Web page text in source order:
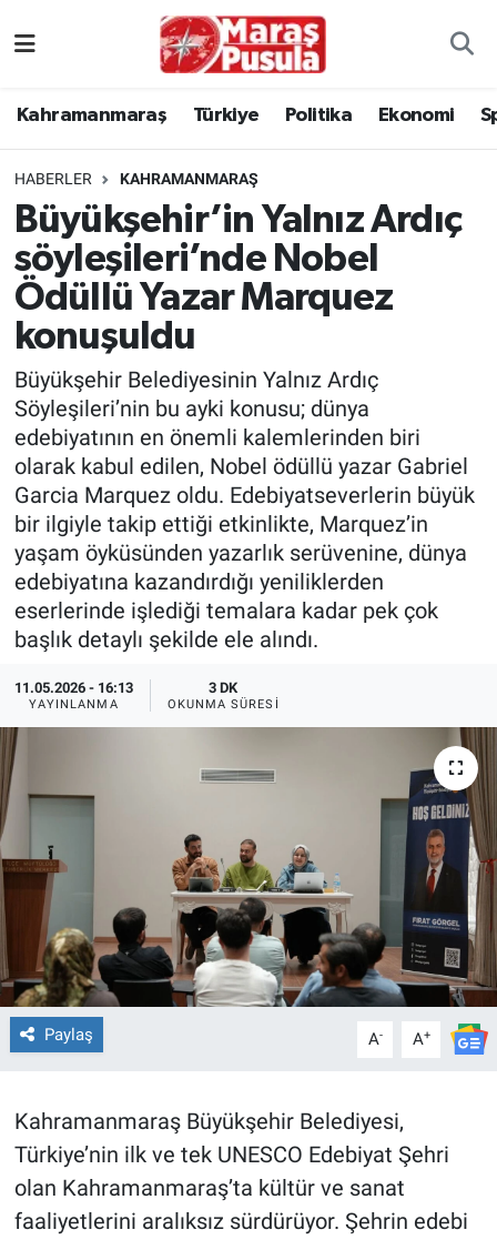
Kahramanmaraş Türkiye Politika Ekonomi
HABERLER KAHRAMANMARAŞ
Büyükşehir’in Yalnız Ardıç
söyleşileri’nde Nobel
Ödüllü Yazar Marquez
konuşuldu
Büyükşehir Belediyesinin Yalnız Ardıç
Söyleşileri’nin bu ayki konusu; dünya
edebiyatının en önemli kalemlerinden biri
olarak kabul edilen, Nobel ödüllü yazar Gabriel
Garcia Marquez oldu. Edebiyatseverlerin büyük
bir ilgiyle takip ettiği etkinlikte, Marquez’in
yaşam öyküsünden yazarlık serüvenine, dünya
edebiyatına kazandırdığı yeniliklerden
eserlerinde işlediği temalara kadar pek çok
başlık detaylı şekilde ele alındı.
11.05.2026 - 16:13
YAYINLANMA
3 DK
OKUNMA SÜRESI
Paylaş A- A+
Kahramanmaraş Büyükşehir Belediyesi,
Türkiye’nin ilk ve tek UNESCO Edebiyat Şehri
olan Kahramanmaraş’ta kültür ve sanat
faaliyetlerini aralıksız sürdürüyor. Şehrin edebi
Politika
Ekonomi
Spor
Kültür Sanat
Sağlık
TEKNOLOJİ
Dünya
İlçeler
MAGAZİN
ÇEVRE
HABERDE İNSAN
EĞİTİM
BİLİM VE TEKNOLOJİ
Bölge
İstanbul Namaz Vakitleri
İstanbul Trafik Yoğunluk Haritası
Süper Lig Puan Durumu ve Fikstür
Tüm Manşetler
Son Dakika Haberleri
Haber Arşivi